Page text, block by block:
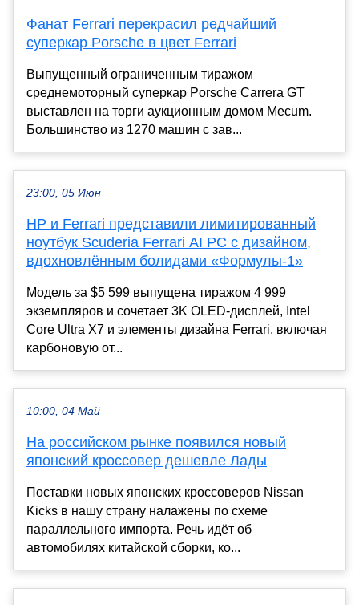
Фанат Ferrari перекрасил редчайший
суперкар Porsche в цвет Ferrari
Выпущенный ограниченным тиражом
среднемоторный суперкар Porsche Carrera GT
выставлен на торги аукционным домом Mecum.
Большинство из 1270 машин с зав...
23:00, 05 Июн
HP и Ferrari представили лимитированный
ноутбук Scuderia Ferrari AI PC с дизайном,
вдохновлённым болидами «Формулы-1»
Модель за $5 599 выпущена тиражом 4 999
экземпляров и сочетает 3K OLED-дисплей, Intel
Core Ultra X7 и элементы дизайна Ferrari, включая
карбоновую от...
10:00, 04 Май
На российском рынке появился новый
японский кроссовер дешевле Лады
Поставки новых японских кроссоверов Nissan
Kicks в нашу страну налажены по схеме
параллельного импорта. Речь идёт об
автомобилях китайской сборки, ко...